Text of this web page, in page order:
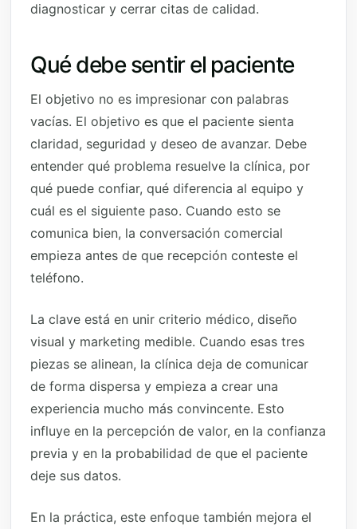
diagnosticar y cerrar citas de calidad.
Qué debe sentir el paciente
El objetivo no es impresionar con palabras
vacías. El objetivo es que el paciente sienta
claridad, seguridad y deseo de avanzar. Debe
entender qué problema resuelve la clínica, por
qué puede confiar, qué diferencia al equipo y
cuál es el siguiente paso. Cuando esto se
comunica bien, la conversación comercial
empieza antes de que recepción conteste el
teléfono.
La clave está en unir criterio médico, diseño
visual y marketing medible. Cuando esas tres
piezas se alinean, la clínica deja de comunicar
de forma dispersa y empieza a crear una
experiencia mucho más convincente. Esto
influye en la percepción de valor, en la confianza
previa y en la probabilidad de que el paciente
deje sus datos.
En la práctica, este enfoque también mejora el